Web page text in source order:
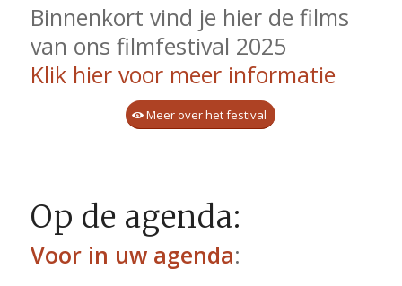
Binnenkort vind je hier de films
van ons filmfestival 2025
Klik hier voor meer informatie
Meer over het festival
Op de agenda:
Voor in uw agenda: